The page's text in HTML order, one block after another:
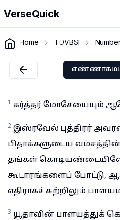
VerseQuick
Home TOVBSI
எண்ணாகமம் -
1 கர்த்தர் மோசேயையும்
2 இஸ்ரவேல் புத்திரர்
பிதாக்களுடைய
தங்கள்
கூடாரங்களைப் போட்டு,
எதிராகச் சுற்றிலும்
3 யூதாவின் பாளயத்துக்